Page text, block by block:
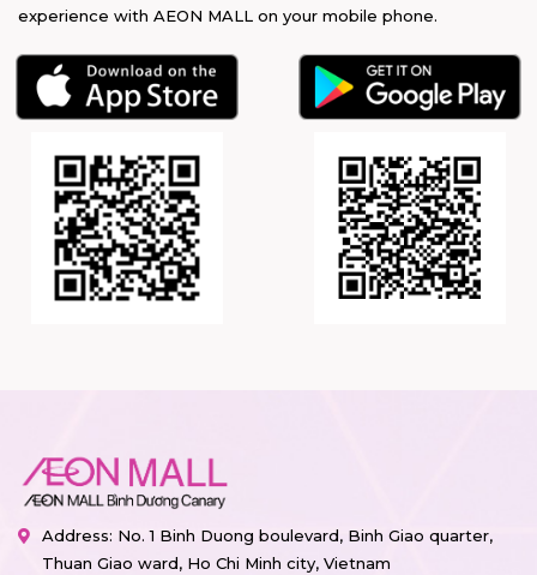
experience with AEON MALL on your mobile phone.
Address: No. 1 Binh Duong boulevard, Binh Giao quarter,
Thuan Giao ward, Ho Chi Minh city, Vietnam